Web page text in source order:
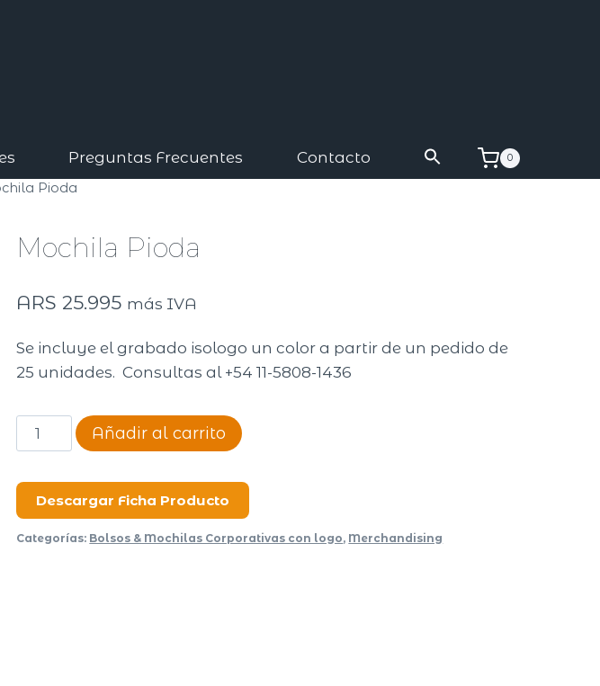
Preguntas Frecuentes Contacto 0
Pioda
Mochila Pioda
ARS 25.995 más IVA
Se incluye el grabado isologo un color a partir de un pedido de
25 unidades. Consultas al +54 11-5808-1436
Mochila
Pioda
Añadir al carrito
Descargar Ficha Producto
Categorías: Bolsos & Mochilas Corporativas con logo, Merchandising